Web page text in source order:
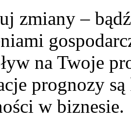
zmiany –
na⁢ Twoje
‍prognozy
w biznesie.